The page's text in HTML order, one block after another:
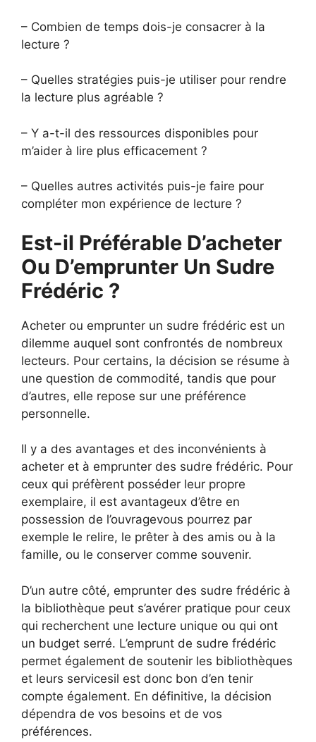
– Combien de temps dois-je consacrer à la
lecture ?
– Quelles stratégies puis-je utiliser pour rendre
la lecture plus agréable ?
– Y a-t-il des ressources disponibles pour
m’aider à lire plus efficacement ?
– Quelles autres activités puis-je faire pour
compléter mon expérience de lecture ?
Est-il Préférable D’acheter
Ou D’emprunter Un Sudre
Frédéric ?
Acheter ou emprunter un sudre frédéric est un
dilemme auquel sont confrontés de nombreux
lecteurs. Pour certains, la décision se résume à
une question de commodité, tandis que pour
d’autres, elle repose sur une préférence
personnelle.
Il y a des avantages et des inconvénients à
acheter et à emprunter des sudre frédéric. Pour
ceux qui préfèrent posséder leur propre
exemplaire, il est avantageux d’être en
possession de l’ouvragevous pourrez par
exemple le relire, le prêter à des amis ou à la
famille, ou le conserver comme souvenir.
D’un autre côté, emprunter des sudre frédéric à
la bibliothèque peut s’avérer pratique pour ceux
qui recherchent une lecture unique ou qui ont
un budget serré. L’emprunt de sudre frédéric
permet également de soutenir les bibliothèques
et leurs servicesil est donc bon d’en tenir
compte également. En définitive, la décision
dépendra de vos besoins et de vos
préférences.